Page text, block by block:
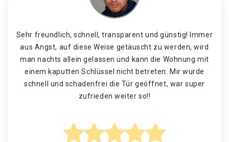
Sehr freundlich, schnell, transparent und günstig! Immer
aus Angst, auf diese Weise getäuscht zu werden, wird
man nachts allein gelassen und kann die Wohnung mit
einem kaputten Schlüssel nicht betreten. Mir wurde
schnell und schadenfrei die Tür geöffnet, war super
zufrieden weiter so!!